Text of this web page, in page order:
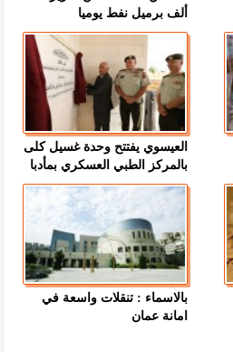
ألف برميل نفط يوميا
العيسوي يفتتح وحدة غسيل كلى
بالمركز الطبي العسكري بمأدبا
بالاسماء : تنقلات واسعة في
امانة عمان